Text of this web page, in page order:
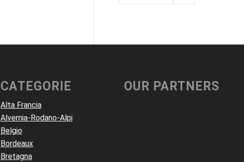
CATEGORIE
Alta Francia
Alvernia-Rodano-Alpi
Belgio
Bordeaux
Bretagna
OUR PARTNERS